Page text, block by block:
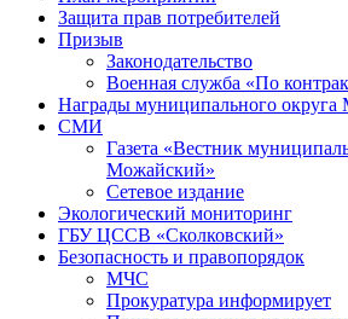
Защита прав потребителей
Призыв
Законодательство
Военная служба «По
Награды муниципального
СМИ
Газета «Вестник
Можайский»
Сетевое издание
Экологический мониторинг
ГБУ ЦССВ «Сколковский»
Безопасность и правопорядок
МЧС
Прокуратура информирует